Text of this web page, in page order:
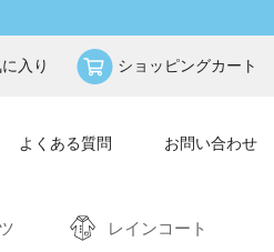
入り ショッピングカート
よくある質問 お問い合わせ
レインコート